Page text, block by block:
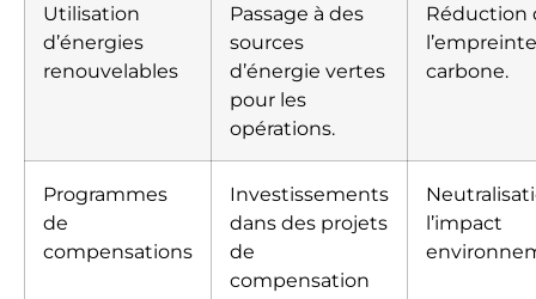
Utilisation
d’énergies
renouvelables
Passage à des
sources
d’énergie vertes
pour les
opérations.
Réduction
l’empreinte
carbone.
Programmes
de
compensations
Investissements
dans des projets
de
compensation
l’impact